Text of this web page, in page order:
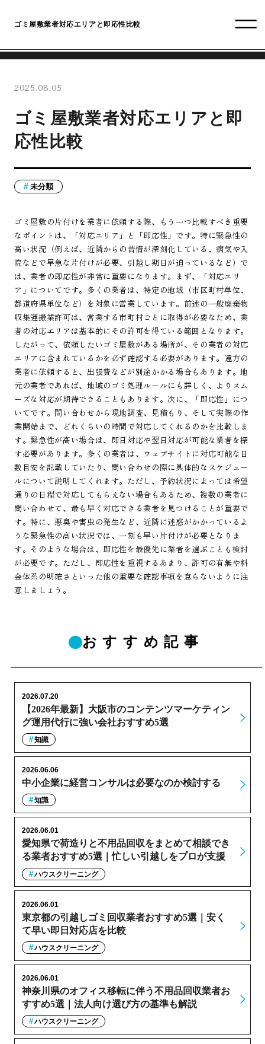
ゴミ屋敷業者対応エリアと即応性比較
2025.08.05
ゴミ屋敷業者対応エリアと即
応性比較
未分類
ゴミ屋敷の片付けを業者に依頼する際、もう一つ比較すべき重要
なポイントは、「対応エリア」と「即応性」です。特に緊急性の
高い状況（例えば、近隣からの苦情が深刻化している、病気や入
院などで早急な片付けが必要、引越し期日が迫っているなど）で
は、業者の即応性が非常に重要になります。まず、「対応エリ
ア」についてです。多くの業者は、特定の地域（市区町村単位、
都道府県単位など）を対象に営業しています。前述の一般廃棄物
収集運搬業許可は、営業する市町村ごとに取得が必要なため、業
者の対応エリアは基本的にその許可を得ている範囲となります。
したがって、依頼したいゴミ屋敷がある場所が、その業者の対応
エリアに含まれているかを必ず確認する必要があります。遠方の
業者に依頼すると、出張費などが別途かかる場合もあります。地
元の業者であれば、地域のゴミ処理ルールにも詳しく、よりスム
ーズな対応が期待できることもあります。次に、「即応性」につ
いてです。問い合わせから現地調査、見積もり、そして実際の作
業開始まで、どれくらいの時間で対応してくれるのかを比較しま
す。緊急性が高い場合は、即日対応や翌日対応が可能な業者を探
す必要があります。多くの業者は、ウェブサイトに対応可能な日
数目安を記載していたり、問い合わせの際に具体的なスケジュー
ルについて説明してくれます。ただし、予約状況によっては希望
通りの日程で対応してもらえない場合もあるため、複数の業者に
問い合わせて、最も早く対応できる業者を見つけることが重要で
す。特に、悪臭や害虫の発生など、近隣に迷惑がかかっているよ
うな緊急性の高い状況では、一刻も早い片付けが必要となりま
す。そのような場合は、即応性を最優先に業者を選ぶことも検討
が必要です。ただし、即応性を重視するあまり、許可の有無や料
金体系の明確さといった他の重要な確認事項を怠らないように注
意しましょう。
おすすめ記事
【2026年最新】大阪市のコンテンツマーケティン
グ運用代行に強い会社おすすめ5選
2026.07.20
知識
中小企業に経営コンサルは必要なのか検討する
2026.06.06
知識
愛知県で荷造りと不用品回収をまとめて相談でき
る業者おすすめ5選｜忙しい引越しをプロが支援
2026.06.01
ハウスクリーニング
東京都の引越しゴミ回収業者おすすめ5選｜安く
て早い即日対応店を比較
2026.06.01
ハウスクリーニング
神奈川県のオフィス移転に伴う不用品回収業者お
すすめ5選｜法人向け選び方の基準も解説
2026.06.01
ハウスクリーニング